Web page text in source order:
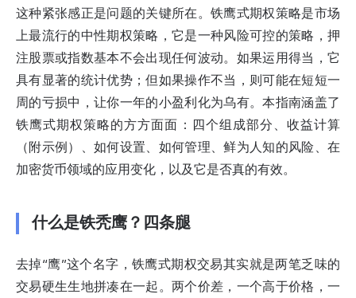
这种紧张感正是问题的关键所在。铁鹰式期权策略是市场
上最流行的中性期权策略，它是一种风险可控的策略，押
注股票或指数基本不会出现任何波动。如果运用得当，它
具有显著的统计优势；但如果操作不当，则可能在短短一
周的亏损中，让你一年的小盈利化为乌有。本指南涵盖了
铁鹰式期权策略的方方面面：四个组成部分、收益计算
（附示例）、如何设置、如何管理、鲜为人知的风险、在
加密货币领域的应用变化，以及它是否真的有效。
什么是铁秃鹰？四条腿
去掉“鹰”这个名字，铁鹰式期权交易其实就是两笔乏味的
交易硬生生地拼凑在一起。两个价差，一个高于价格，一